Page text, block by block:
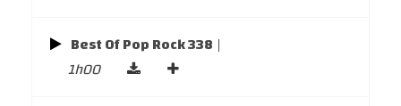
Best Of Pop Rock 338 |
1h00